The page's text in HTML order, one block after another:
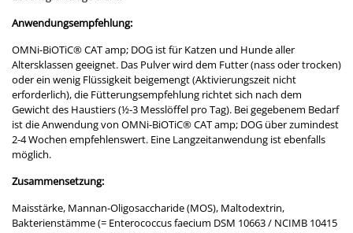
Anwendungsempfehlung:
OMNi-BiOTiC® CAT amp; DOG ist für Katzen und Hunde aller
Altersklassen geeignet. Das Pulver wird dem Futter (nass oder trocken)
oder ein wenig Flüssigkeit beigemengt (Aktivierungszeit nicht
erforderlich), die Fütterungsempfehlung richtet sich nach dem
Gewicht des Haustiers (½-3 Messlöffel pro Tag). Bei gegebenem Bedarf
ist die Anwendung von OMNi-BiOTiC® CAT amp; DOG über zumindest
2-4 Wochen empfehlenswert. Eine Langzeitanwendung ist ebenfalls
möglich.
Zusammensetzung:
Maisstärke, Mannan-Oligosaccharide (MOS), Maltodextrin,
Bakterienstämme (= Enterococcus faecium DSM 10663 / NCIMB 10415